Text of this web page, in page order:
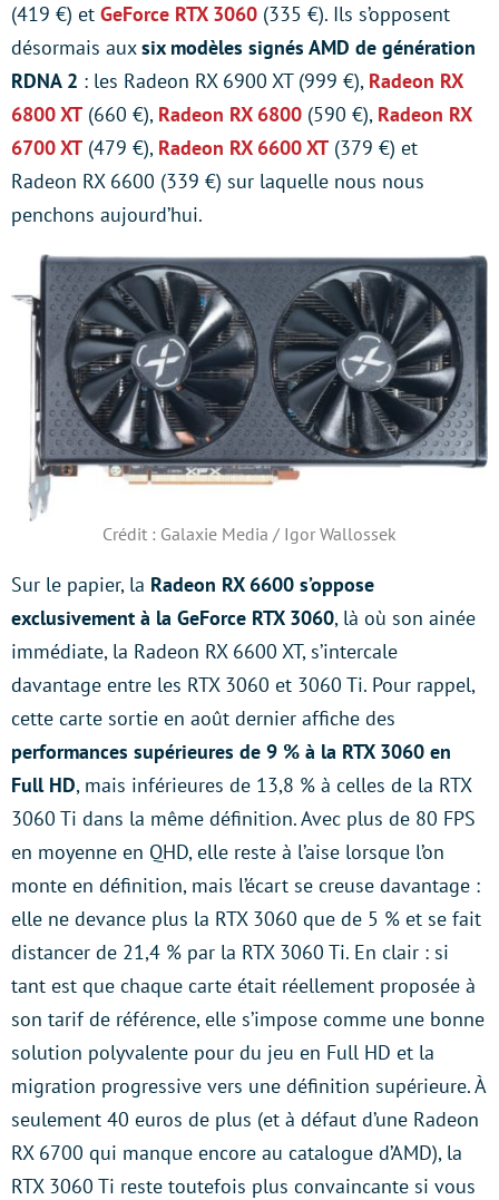
(419 €) et GeForce RTX 3060 (335 €). Ils s’opposent
désormais auxsix modèles signés AMD de génération
RDNA 2 : les Radeon RX 6900 XT (999 €), Radeon RX
6800 XT (660 €), Radeon RX 6800 (590 €), Radeon RX
6700 XT (479 €), Radeon RX 6600 XT (379 €) et
Radeon RX 6600 (339 €) sur laquelle nous nous
penchons aujourd’hui.
Crédit : Galaxie Media / Igor Wallossek
Sur le papier, la Radeon RX 6600 s’oppose
exclusivement à la GeForce RTX 3060, là où son ainée
immédiate, la Radeon RX 6600 XT, s’intercale
davantage entre les RTX 3060 et 3060 Ti. Pour rappel,
cette carte sortie en août dernier affiche des
performances supérieures de 9 % à la RTX 3060 en
Full HD, mais inférieures de 13,8 % à celles de la RTX
3060 Ti dans la même définition. Avec plus de 80 FPS
en moyenne en QHD, elle reste à l’aise lorsque l’on
monte en définition, mais l’écart se creuse davantage :
elle ne devance plus la RTX 3060 que de 5 % et se fait
distancer de 21,4 % par la RTX 3060 Ti. En clair : si
tant est que chaque carte était réellement proposée à
son tarif de référence, elle s’impose comme une bonne
solution polyvalente pour du jeu en Full HD et la
migration progressive vers une définition supérieure. À
seulement 40 euros de plus (et à défaut d’une Radeon
RX 6700 qui manque encore au catalogue d’AMD), la
RTX 3060 Ti reste toutefois plus convaincante si vous